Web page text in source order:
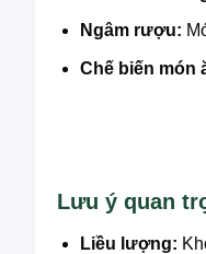
Ngâm rượu:
Chế biến món
Lưu ý quan
Liều lượng: